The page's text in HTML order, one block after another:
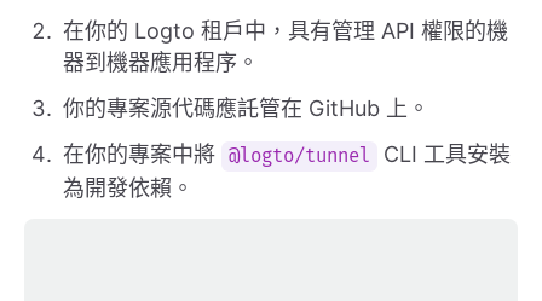
在你的 Logto 租戶中，具有管理 API 權限的機
器到機器應用程序。
你的專案源代碼應託管在 GitHub 上。
在你的專案中將 @logto/tunnel
CLI 工具安裝
為開發依賴。